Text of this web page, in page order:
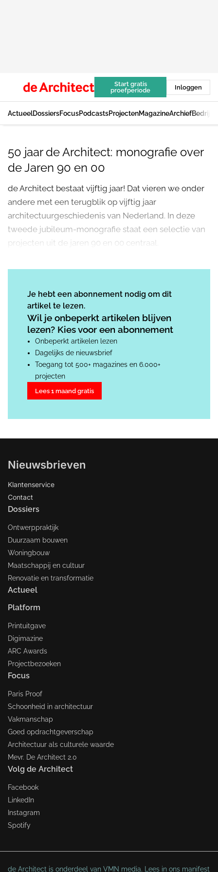
Start gratis
proefperiode
Inloggen
ActueelDossiersFocusPodcastsProjectenMagazineArchief
50 jaar de Architect: monografie over
de Jaren 90 en 00
de Architect bestaat vijftig jaar! Dat vieren we onder
andere met een terugblik op vijftig jaar
architectuurgeschiedenis van Nederland. In deze
tweede jubileum-monografie staat een selectie van
projecten uit de jaren 90 en 00 centraal.
Je hebt een abonnement nodig om dit
artikel te lezen.
Wil je onbeperkt artikelen blijven
lezen? Kies voor een abonnement
Onbeperkt artikelen lezen
Dagelijks de nieuwsbrief
Toegang tot 500+ magazines en 6.000+
projecten
Lees 1 maand gratis
Nieuwsbrieven
Klantenservice
Contact
Dossiers
Ontwerppraktijk
Duurzaam bouwen
Woningbouw
Maatschappij en cultuur
Renovatie en transformatie
Actueel
Platform
Printuitgave
Digimazine
ARC Awards
Projectbezoeken
Focus
Paris Proof
Schoonheid in architectuur
Vakmanschap
Goed opdrachtgeverschap
Architectuur als culturele waarde
Mevr. De Architect 2.0
Volg de Architect
Facebook
LinkedIn
Instagram
Spotify
de Architect is onderdeel van VMN media. Lees in ons manifest